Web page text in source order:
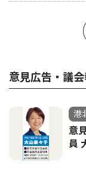
意見広告・議
港
意
員